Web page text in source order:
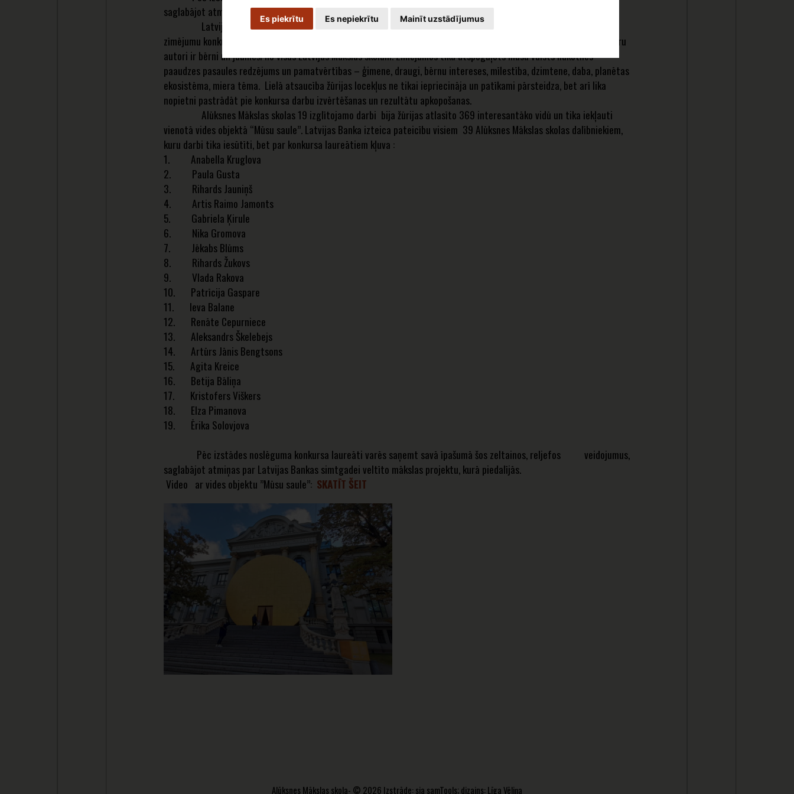
Es piekrītu Es nepiekrītu Mainīt uzstādījumus
saglabājot atmiņas par Latvijas Bankas simtgadei veltīto mākslas projektu.
Latvijas Nacionālais mākslas muzejs un Latvijas Banka izteica pateicību par izrādīto interesi un atsaucību
zīmējumu konkursa “Mūsu pasaule, mūsu nākotne” dalībniekiem! Kopā tika iesūtīti vairāk nekā 900 mākslas darbi, kuru
autori ir bērni un jaunieši no visas Latvijas Mākslas skolām. Zīmējumos tika atspoguļots mūsu valsts nākotnes
paaudzes pasaules redzējums un pamatvērtības – ģimene, draugi, bērnu intereses, mīlestība, dzimtene, daba, planētas
ekosistēma, miera tēma. Lielā atsaucība žūrijas locekļus ne tikai iepriecināja un patīkami pārsteidza, bet arī lika
nopietni pastrādāt pie konkursa darbu izvērtēšanas un rezultātu apkopošanas.
Alūksnes Mākslas skolas 19 izglītojamo darbi bija žūrijas atlasīto 369 interesantāko vidū un tika iekļauti
vienotā vides objektā “Mūsu saule”. Latvijas Banka izteica pateicību visiem 39 Alūksnes Mākslas skolas dalībniekiem,
kuru darbi tika iesūtīti, bet par konkursa laureātiem kļuva :
1. Anabella Kruglova
2. Paula Gusta
3. Rihards Jauniņš
4. Artis Raimo Jamonts
5. Gabriela Ķirule
6. Nika Gromova
7. Jēkabs Blūms
8. Rihards Žukovs
9. Vlada Rakova
10. Patrīcija Gaspare
11. Ieva Balane
12. Renāte Cepurniece
13. Aleksandrs Škelebejs
14. Artūrs Jānis Bengtsons
15. Agita Kreice
16. Betija Bāliņa
17. Kristofers Viškers
18. Elza Pimanova
19. Ērika Solovjova
Pēc izstādes noslēguma konkursa laureāti varēs saņemt savā īpašumā šos zeltainos, reljefos veidojumus,
saglabājot atmiņas par Latvijas Bankas simtgadei veltīto mākslas projektu, kurā piedalījās.
Video ar vides objektu ”Mūsu saule”: SKATĪT ŠEIT
Alūksnes Mākslas skola- © 2026 Izstrāde:sia samTools; dizains: Līga Vēliņa